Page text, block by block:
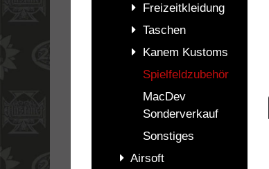
Freizeitkleidung
Taschen
Kanem Kustoms
Spielfeldzubehör
MacDev
Sonderverkauf
Sonstiges
Airsoft